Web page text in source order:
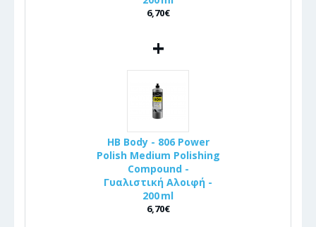
6,70€
+
HB Body - 806 Power
Polish Medium Polishing
Compound -
Γυαλιστική Αλοιφή -
200 ml
6,70€